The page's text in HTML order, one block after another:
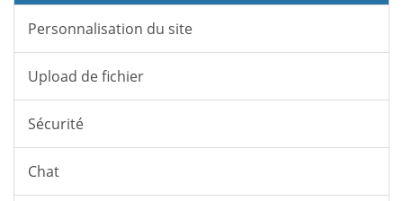
Personnalisation du site
Upload de fichier
Sécurité
Chat